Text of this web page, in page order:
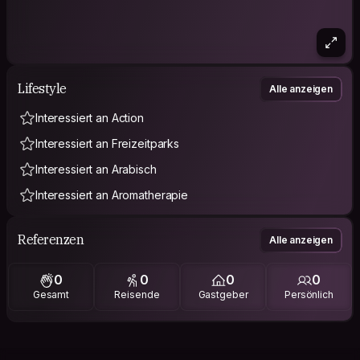
Lifestyle Alle anzeigen
Interessiert an Action
Interessiert an Freizeitparks
Interessiert an Arabisch
Interessiert an Aromatherapie
Referenzen Alle anzeigen
0
Gesamt
0
Reisende
0
Gastgeber
0
Persönlich